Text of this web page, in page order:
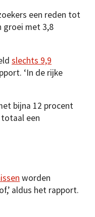
een reden tot
groei met 3,8
slechts 9,9
‘In de rijke
bijna 12 procent
een
worden
aldus het rapport.